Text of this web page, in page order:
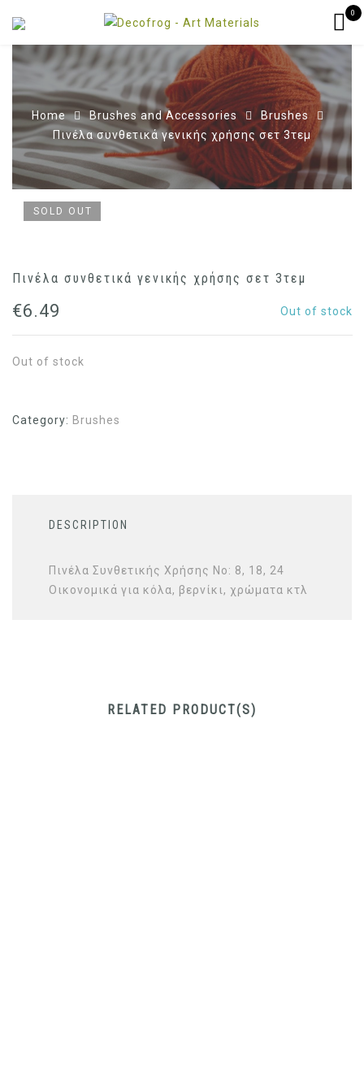
0
Home Brushes and Accessories
Brushes
Πινέλα συνθετικά γενικής χρήσης σετ 3τεμ
SOLD OUT
Πινέλα συνθετικά γενικής χρήσης σετ 3τεμ
€6.49 Out of stock
Out of stock
Category: Brushes
DESCRIPTION
Πινέλα Συνθετικής Χρήσης No: 8, 18, 24
Οικονομικά για κόλα, βερνίκι, χρώματα κτλ
RELATED PRODUCT(S)